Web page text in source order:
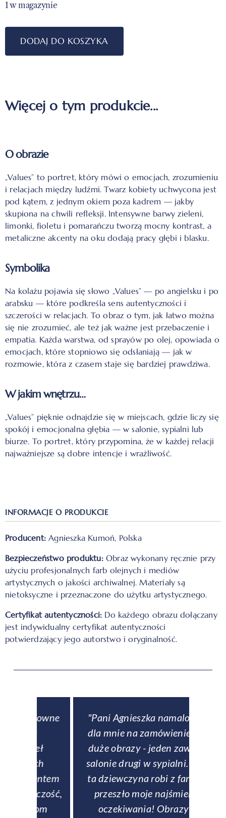
1 w magazynie
DODAJ DO KOSZYKA
Więcej o tym produkcie...
O obrazie
„Values” to portret, który mówi o emocjach, zrozumieniu
i relacjach między ludźmi. Twarz kobiety uchwycona jest
pod kątem, z jednym okiem poza kadrem — jakby
skupiona na chwili refleksji. Intensywne barwy zieleni,
limonki, fioletu i pomarańczu tworzą mocny kontrast, a
metaliczne akcenty na oku dodają pracy głębi i blasku.
Symbolika
Na kolażu pojawia się słowo „Values” — po angielsku i po
arabsku — które podkreśla sens autentyczności i
szczerości w relacjach. To obraz o tym, jak łatwo można
się nie zrozumieć, ale też jak ważne jest przebaczenie i
empatia. Każda warstwa, od sprayów po olej, opowiada o
emocjach, które stopniowo się odsłaniają — jak w
rozmowie, która z czasem staje się bardziej prawdziwa.
W jakim wnętrzu…
„Values” pięknie odnajdzie się w miejscach, gdzie liczy się
spokój i emocjonalna głębia — w salonie, sypialni lub
biurze. To portret, który przypomina, że w każdej relacji
najważniejsze są dobre intencje i wrażliwość.
INFORMACJE O PRODUKCIE
Producent: Agnieszka Kumoń, Polska
Bezpieczeństwo produktu:Obraz wykonany ręcznie przy
użyciu profesjonalnych farb olejnych i mediów
artystycznych o jakości archiwalnej. Materiały są
nietoksyczne i przeznaczone do użytku artystycznego.
Certyfikat autentyczności: Do każdego obrazu dołączany
jest indywidualny certyfikat autentyczności
potwierdzający jego autorstwo i oryginalność.
"Pani Agnieszka namalowała
dla mnie na zamówienie dwa
duże obrazy - jeden zawisł w
salonie drugi w sypialni. To co
ta dziewczyna robi z farbami
przeszło moje najśmielsze
oczekiwania! Obrazy są